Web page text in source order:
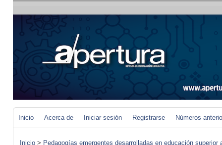
Inicio Acerca de Iniciar sesión Registrarse Números
Inicio > Pedagogías emergentes desarrolladas en educación